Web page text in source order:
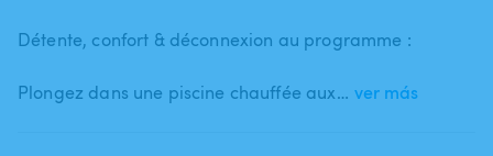
Détente​,​ confort & déconnexion au programme :
Plongez dans une piscine chauffée aux… ver más